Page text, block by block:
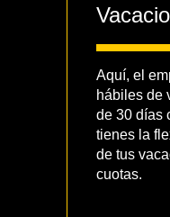
Aquí, el
hábiles de
de 30 días
tienes la
de tus
cuotas.